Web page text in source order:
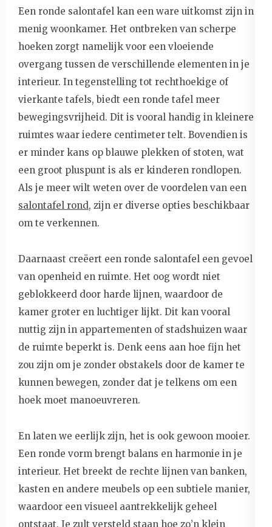
Een ronde salontafel kan een ware uitkomst zijn in
menig woonkamer. Het ontbreken van scherpe
hoeken zorgt namelijk voor een vloeiende
overgang tussen de verschillende elementen in je
interieur. In tegenstelling tot rechthoekige of
vierkante tafels, biedt een ronde tafel meer
bewegingsvrijheid. Dit is vooral handig in kleinere
ruimtes waar iedere centimeter telt. Bovendien is
er minder kans op blauwe plekken of stoten, wat
een groot pluspunt is als er kinderen rondlopen.
Als je meer wilt weten over de voordelen van een
salontafel rond, zijn er diverse opties beschikbaar
om te verkennen.
Daarnaast creëert een ronde salontafel een gevoel
van openheid en ruimte. Het oog wordt niet
geblokkeerd door harde lijnen, waardoor de
kamer groter en luchtiger lijkt. Dit kan vooral
nuttig zijn in appartementen of stadshuizen waar
de ruimte beperkt is. Denk eens aan hoe fijn het
zou zijn om je zonder obstakels door de kamer te
kunnen bewegen, zonder dat je telkens om een
hoek moet manoeuvreren.
En laten we eerlijk zijn, het is ook gewoon mooier.
Een ronde vorm brengt balans en harmonie in je
interieur. Het breekt de rechte lijnen van banken,
kasten en andere meubels op een subtiele manier,
waardoor een visueel aantrekkelijk geheel
ontstaat. Je zult versteld staan hoe zo’n klein